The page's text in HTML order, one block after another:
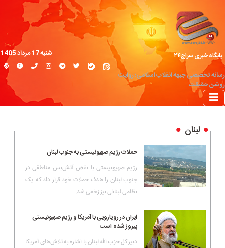
پایگاه خبری سراج۲۴
رسانه تخصصی جبهه انقلاب اسلامی؛ روایت
روشن حقیقت
شنبه 17 مرداد 1405
لبنان
حملات رژیم صهیونیستی به جنوب لبنان
رژیم صهیونیستی با نقض آتش‌بس مناطقی در
جنوب لبنان را هدف حملات خود قرار داد که یک
نظامی لبنانی نیز زخمی شد.
ایران در رویارویی با آمریکا و رژیم صهیونیستی
پیروز شده است
دبیر کل حزب الله لبنان با اشاره به تلاش‌های آمریکا